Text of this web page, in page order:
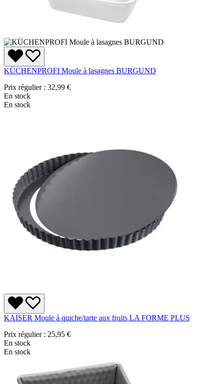
KÜCHENPROFI Moule à lasagnes BURGUND
Prix régulier : 32,99 €
En stock
En stock
KAISER Moule à quiche/tarte aux fruits LA FORME PLUS
Prix régulier : 25,95 €
En stock
En stock